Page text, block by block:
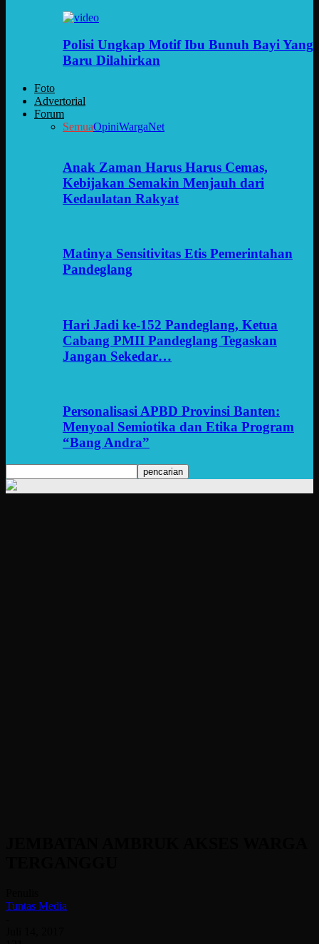
Polisi Ungkap Motif Ibu Bunuh Bayi Yang
Baru Dilahirkan
Foto
Advertorial
Forum
SemuaOpiniWargaNet
Anak Zaman Harus Harus Cemas,
Kebijakan Semakin Menjauh dari
Kedaulatan Rakyat
Matinya Sensitivitas Etis Pemerintahan
Pandeglang
Hari Jadi ke-152 Pandeglang, Ketua
Cabang PMII Pandeglang Tegaskan
Jangan Sekedar…
Personalisasi APBD Provinsi Banten:
Menyoal Semiotika dan Etika Program
“Bang Andra”
Tuntas Media